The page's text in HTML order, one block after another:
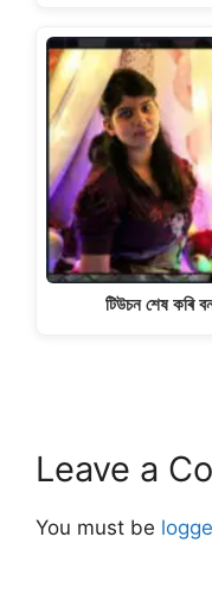
টিউচন শেষ কৰি
Leave a
You must be